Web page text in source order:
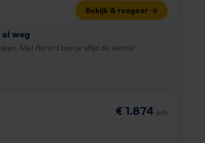
Bekijk & reageer →
weg
Met Rent.nl ben je altijd als eerste!
€ 1.874 p/m